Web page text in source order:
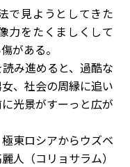
で見ようとしてきた
力をたくましくして
がある。
み進めると、過酷な
、社会の周縁に追い
光景がすーっと広が
東ロシアからウズベ
人（コリョサラム）